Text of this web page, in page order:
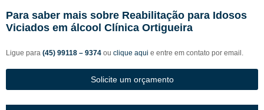
Para saber mais sobre Reabilitação para Idosos
Viciados em álcool Clínica Ortigueira
Ligue para (45) 99118 – 9374 ou clique aqui e entre em contato por email.
Solicite um orçamento